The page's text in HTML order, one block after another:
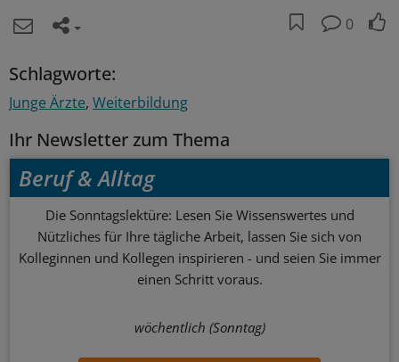
0
Schlagworte:
Junge Ärzte Weiterbildung
Ihr Newsletter zum Thema
Beruf & Alltag
Die Sonntagslektüre: Lesen Sie Wissenswertes und
Nützliches für Ihre tägliche Arbeit, lassen Sie sich von
Kolleginnen und Kollegen inspirieren - und seien Sie immer
einen Schritt voraus.
wöchentlich (Sonntag)